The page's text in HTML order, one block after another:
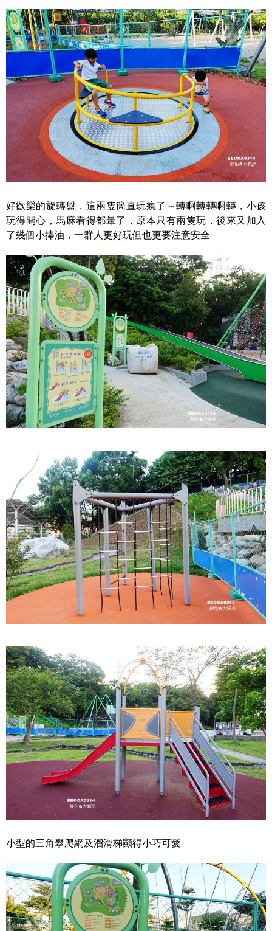
好歡樂的旋轉盤，這兩隻簡直玩瘋了～轉啊轉轉啊轉，小孩
玩得開心，馬麻看得都暈了，原本只有兩隻玩，後來又加入
了幾個小捧油，一群人更好玩但也更要注意安全
小型的三角攀爬網及溜滑梯顯得小巧可愛